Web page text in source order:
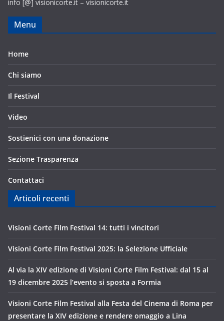
info [@] visionicorte.it – visionicorte.it
Menu
Home
Chi siamo
Il Festival
Video
Sostienici con una donazione
Sezione Trasparenza
Contattaci
Articoli recenti
Visioni Corte Film Festival 14: tutti i vincitori
Visioni Corte Film Festival 2025: la Selezione Ufficiale
Al via la XIV edizione di Visioni Corte Film Festival: dal 15 al
19 dicembre 2025 l’evento si sposta a Formia
Visioni Corte Film Festival alla Festa del Cinema di Roma per
presentare la XIV edizione e rendere omaggio a Lina